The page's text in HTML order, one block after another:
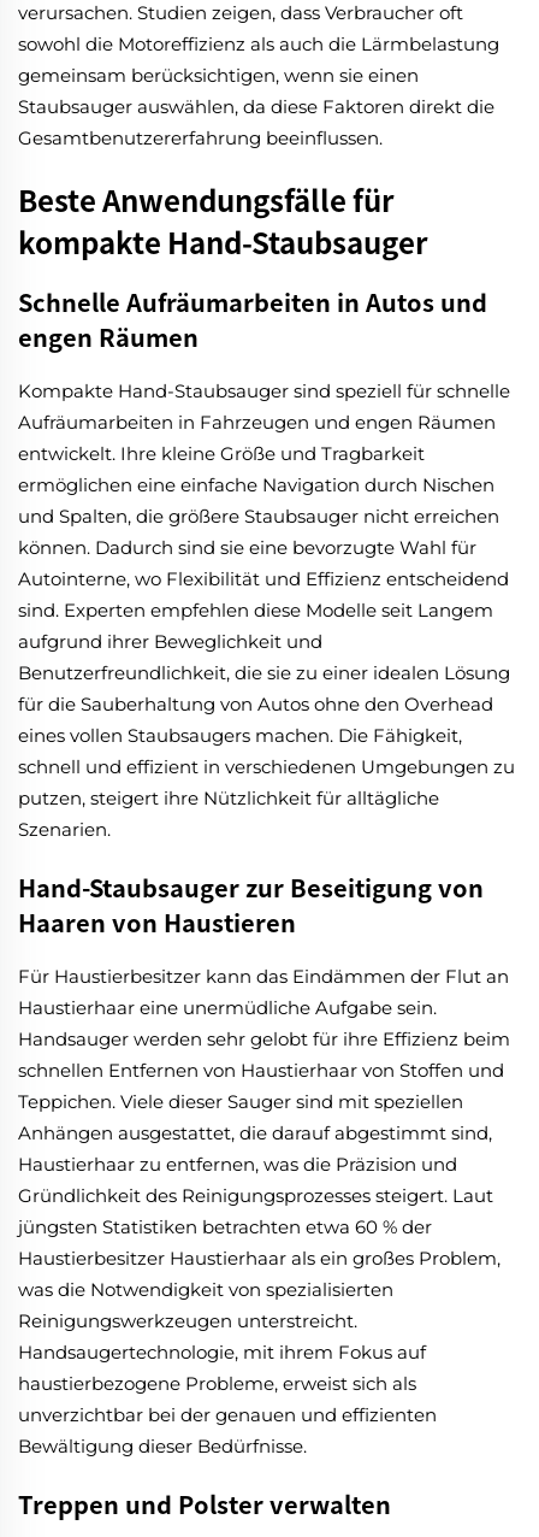
verursachen. Studien zeigen, dass Verbraucher oft
sowohl die Motoreffizienz als auch die Lärmbelastung
gemeinsam berücksichtigen, wenn sie einen
Staubsauger auswählen, da diese Faktoren direkt die
Gesamtbenutzererfahrung beeinflussen.
Beste Anwendungsfälle für
kompakte Hand-Staubsauger
Schnelle Aufräumarbeiten in Autos und
engen Räumen
Kompakte Hand-Staubsauger sind speziell für schnelle
Aufräumarbeiten in Fahrzeugen und engen Räumen
entwickelt. Ihre kleine Größe und Tragbarkeit
ermöglichen eine einfache Navigation durch Nischen
und Spalten, die größere Staubsauger nicht erreichen
können. Dadurch sind sie eine bevorzugte Wahl für
Autointerne, wo Flexibilität und Effizienz entscheidend
sind. Experten empfehlen diese Modelle seit Langem
aufgrund ihrer Beweglichkeit und
Benutzerfreundlichkeit, die sie zu einer idealen Lösung
für die Sauberhaltung von Autos ohne den Overhead
eines vollen Staubsaugers machen. Die Fähigkeit,
schnell und effizient in verschiedenen Umgebungen zu
putzen, steigert ihre Nützlichkeit für alltägliche
Szenarien.
Hand-Staubsauger zur Beseitigung von
Haaren von Haustieren
Für Haustierbesitzer kann das Eindämmen der Flut an
Haustierhaar eine unermüdliche Aufgabe sein.
Handsauger werden sehr gelobt für ihre Effizienz beim
schnellen Entfernen von Haustierhaar von Stoffen und
Teppichen. Viele dieser Sauger sind mit speziellen
Anhängen ausgestattet, die darauf abgestimmt sind,
Haustierhaar zu entfernen, was die Präzision und
Gründlichkeit des Reinigungsprozesses steigert. Laut
jüngsten Statistiken betrachten etwa 60 % der
Haustierbesitzer Haustierhaar als ein großes Problem,
was die Notwendigkeit von spezialisierten
Reinigungswerkzeugen unterstreicht.
Handsaugertechnologie, mit ihrem Fokus auf
haustierbezogene Probleme, erweist sich als
unverzichtbar bei der genauen und effizienten
Bewältigung dieser Bedürfnisse.
Treppen und Polster verwalten